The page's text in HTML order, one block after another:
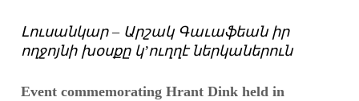
Լուսանկար – Արշակ Գաւաֆեան իր
ողջոյնի խօսքը կ’ուղղէ ներկաներուն
Event commemorating Hrant Dink held in